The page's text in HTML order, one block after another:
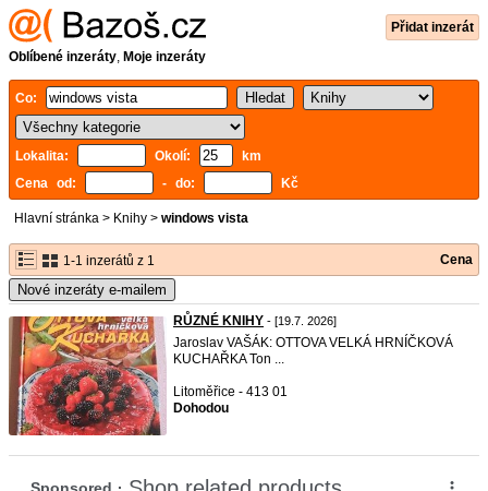
Přidat inzerát
Oblíbené inzeráty, Moje inzeráty
Co:
Lokalita: Okolí:
km
Cena od:
- do: Kč
Hlavní stránka > Knihy > windows vista
1-1 inzerátů z 1 Cena
Nové inzeráty e-mailem
RŮZNÉ KNIHY - [19.7. 2026]
Jaroslav VAŠÁK: OTTOVA VELKÁ HRNÍČKOVÁ
KUCHAŘKA Ton ...
Litoměřice - 413 01
Dohodou